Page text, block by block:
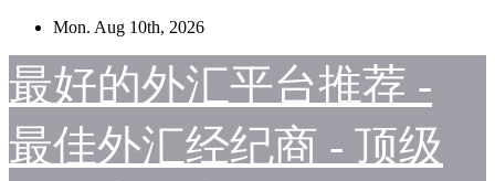
Skip
content
Mon. Aug 10th, 2026
最好的外汇平台推荐 -
最佳外汇经纪商 - 顶级